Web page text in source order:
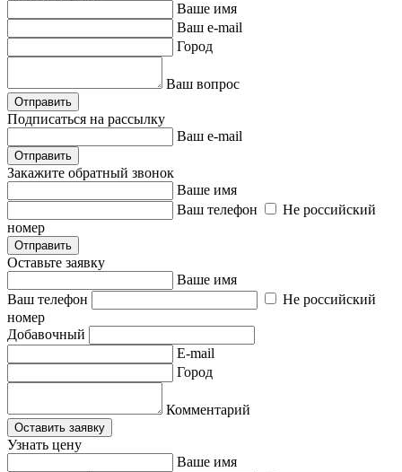
Ваше имя
Ваш e-mail
Город
Ваш вопрос
Отправить
Подписаться на рассылку
Ваш e-mail
Отправить
Закажите обратный звонок
Ваше имя
Ваш телефон
Не российский
номер
Отправить
Оставьте заявку
Ваше имя
Ваш телефон
Не российский
номер
Добавочный
E-mail
Город
Комментарий
Оставить заявку
Узнать цену
Ваше имя